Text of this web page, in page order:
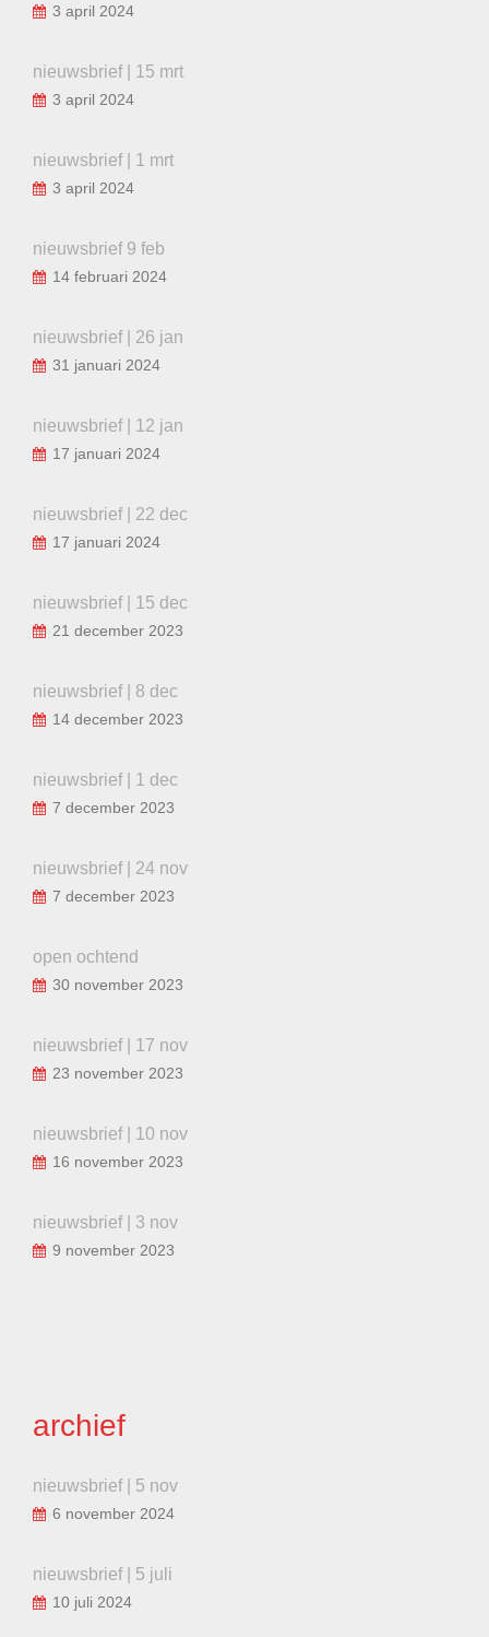
3 april 2024
nieuwsbrief | 15 mrt
3 april 2024
nieuwsbrief | 1 mrt
3 april 2024
nieuwsbrief 9 feb
14 februari 2024
nieuwsbrief | 26 jan
31 januari 2024
nieuwsbrief | 12 jan
17 januari 2024
nieuwsbrief | 22 dec
17 januari 2024
nieuwsbrief | 15 dec
21 december 2023
nieuwsbrief | 8 dec
14 december 2023
nieuwsbrief | 1 dec
7 december 2023
nieuwsbrief | 24 nov
7 december 2023
open ochtend
30 november 2023
nieuwsbrief | 17 nov
23 november 2023
nieuwsbrief | 10 nov
16 november 2023
nieuwsbrief | 3 nov
9 november 2023
archief
nieuwsbrief | 5 nov
6 november 2024
nieuwsbrief | 5 juli
10 juli 2024